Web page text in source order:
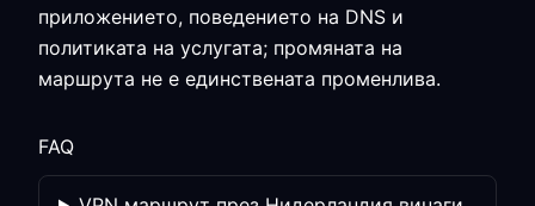
приложението, поведението на DNS и
политиката на услугата; промяната на
маршрута не е единствената променлива.
FAQ